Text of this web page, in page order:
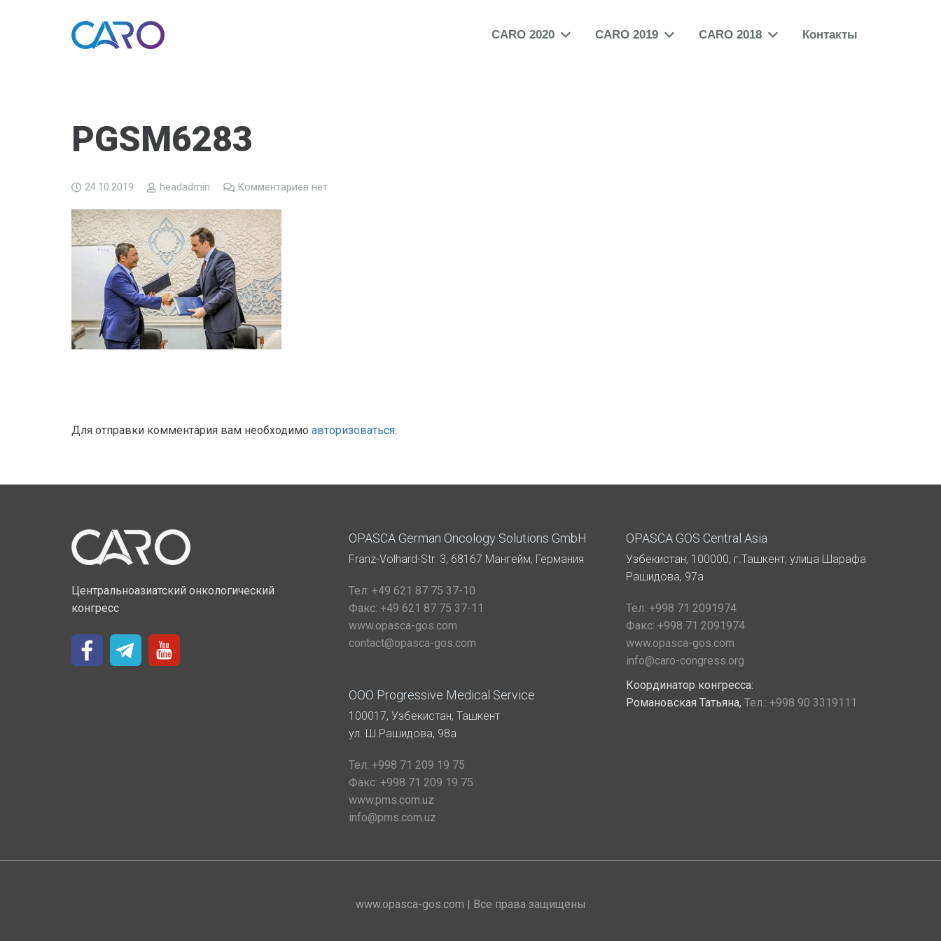
CARO 2020 CARO 2019 CARO 2018 Контакты
PGSM6283
24.10.2019 headadmin Комментариев нет
Для отправки комментария вам необходимо авторизоваться.
Центральноазиатский онкологический
конгресс
OPASCA German Oncology Solutions GmbH
Franz-Volhard-Str. 3, 68167 Мангейм, Германия
Тел: +49 621 87 75 37-10
Факс: +49 621 87 75 37-11
www.opasca-gos.com
contact@opasca-gos.com
ООО Progressive Medical Service
100017, Узбекистан, Ташкент
ул. Ш.Рашидова, 98а
Тел: +998 71 209 19 75
Факс: +998 71 209 19 75
www.pms.com.uz
info@pms.com.uz
OPASCA GOS Central Asia
Узбекистан, 100000, г.Ташкент, улица Шарафа
Рашидова, 97а
Тел: +998 71 2091974
Факс: +998 71 2091974
www.opasca-gos.com
info@caro-congress.org
Координатор конгресса:
Романовская Татьяна, Тел.: +998 90 3319111
www.opasca-gos.com | Все права защищены